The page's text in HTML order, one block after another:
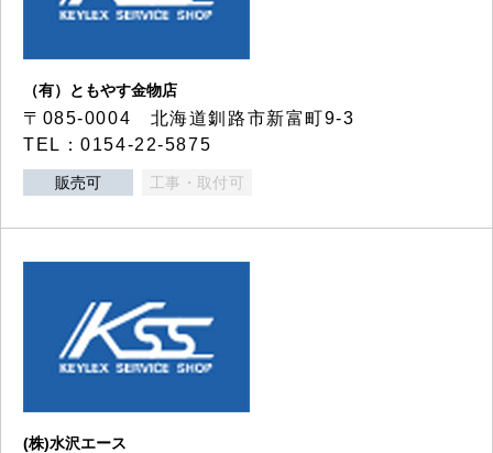
（有）ともやす金物店
〒085-0004 北海道釧路市新富町9-3
TEL：0154-22-5875
販売可 工事・取付可
(株)水沢エース